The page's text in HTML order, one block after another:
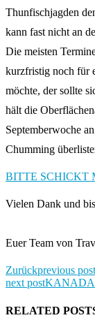
Thunfischjagden
kann fast nicht an
Die meisten
kurzfristig noch für
möchte, der sollte
hält die
Septemberwoche
Chumming
BITTE SCHICKT
Vielen Dank und
Euer Team von
Zurückprevious post
next postKANADA
RELATED